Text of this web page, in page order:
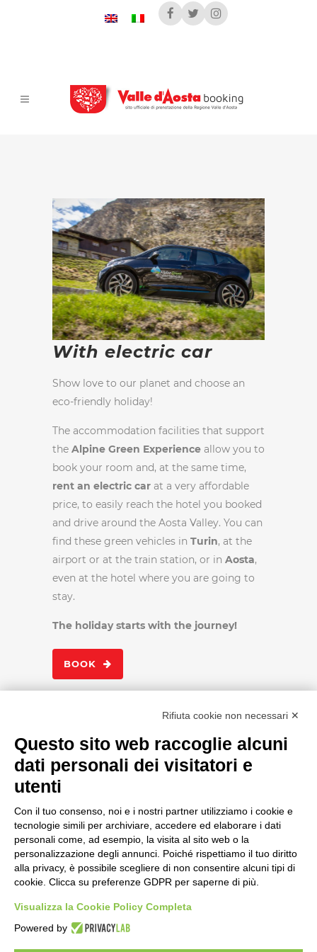
Toggle High Contrast
Toggle Font size
With electric car
Show love to our planet and choose an
eco-friendly holiday!
The accommodation facilities that support
the Alpine Green Experience allow you to
book your room and, at the same time,
rent an electric car at a very affordable
price, to easily reach the hotel you booked
and drive around the Aosta Valley. You can
find these green vehicles in Turin, at the
airport or at the train station, or in Aosta,
even at the hotel where you are going to
stay.
The holiday starts with the journey!
BOOK
SEARCH
Dichiarazione di accessibilità
Rifiuta cookie non necessari ✕
Questo sito web raccoglie alcuni
dati personali dei visitatori e
utenti
Con il tuo consenso, noi e i nostri partner utilizziamo i cookie e
tecnologie simili per archiviare, accedere ed elaborare i dati
personali come, ad esempio, la visita al sito web o la
personalizzazione degli annunci. Poiché rispettiamo il tuo diritto
alla privacy, è possibile scegliere di non consentire alcuni tipi di
cookie. Clicca su preferenze GDPR per saperne di più.
Visualizza la Cookie Policy Completa
Powered by